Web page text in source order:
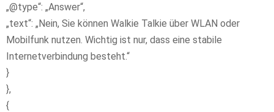
„@type“: „Answer“,
„text“: „Nein, Sie können Walkie Talkie über WLAN oder
Mobilfunk nutzen. Wichtig ist nur, dass eine stabile
Internetverbindung besteht.“
}
},
{